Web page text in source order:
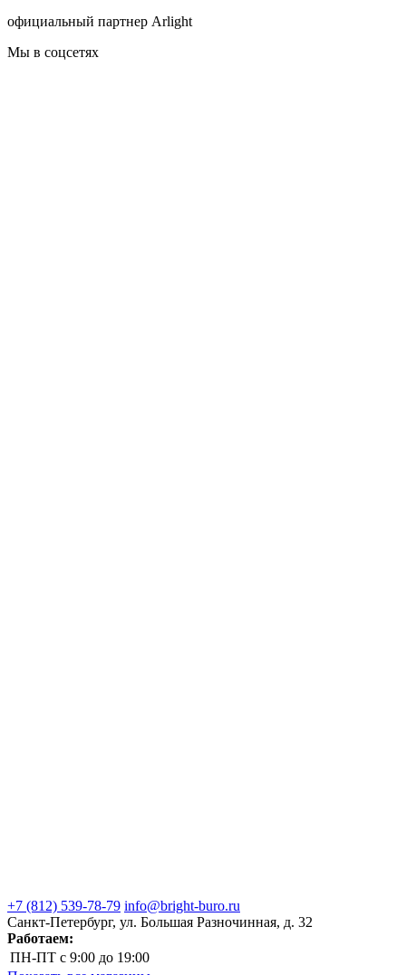
официальный партнер Arlight
Мы в соцсетях
+7 (812) 539-78-79 info@bright-buro.ru
Санкт-Петербург, ул. Большая Разночинная, д. 32
Работаем:
ПН-ПТ с 9:00 до 19:00